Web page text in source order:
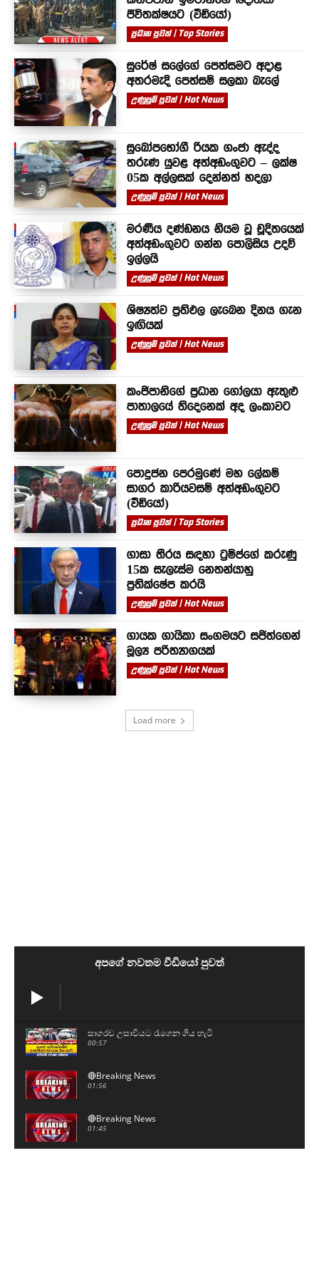
ජීවිතක්ෂයට (වීඩියෝ)
ප්‍රධාන පුවත් | Top Stories
සුරේෂ් සලේගේ පෙත්සමට අදාළ
අතරමැදි පෙත්සම් සලකා බැලේ
උණුසුම් පුවත් | Hot News
සුඛෝපභෝගී රියක ගංජා ඇද්ද
තරුණ යුවළ අත්අඩංගුවට – ලක්ෂ
05ක අල්ලසක් දෙන්නත් හදලා
උණුසුම් පුවත් | Hot News
මරණීය දණ්ඩනය නියම වූ චූදිතයෙක්
අත්අඩංගුවට ගන්න පොලිසිය උදව්
ඉල්ලයි
උණුසුම් පුවත් | Hot News
ශිෂ්‍යත්ව ප්‍රතිඵල ලැබෙන දිනය ගැන
ඉඟියක්
උණුසුම් පුවත් | Hot News
කංජිපානිගේ ප්‍රධාන ගෝලයා ඇතුළු
පාතාලයේ තිදෙනෙක් අද ලංකාවට
උණුසුම් පුවත් | Hot News
පොදුජන පෙරමුණේ මහ ලේකම්
සාගර කාරියවසම් අත්අඩංගුවට
(වීඩියෝ)
ප්‍රධාන පුවත් | Top Stories
ගාසා තීරය සඳහා ට්‍රම්ප්ගේ කරුණු
15ක සැලැස්ම නෙතන්යාහු
ප්‍රතික්ෂේප කරයි
උණුසුම් පුවත් | Hot News
ගායක ගායිකා සංගමයට සජිත්ගෙන්
මූල්‍ය පරිත්‍යාගයක්
උණුසුම් පුවත් | Hot News
Load more
අපගේ නවතම වීඩියෝ පුවත්
සාගරව උසාවියට රැගෙන ගිය හැටි
00:57
🔴Breaking News
01:56
🔴Breaking News
01:45